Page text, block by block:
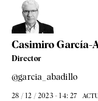
Casimiro García-
Director
@garcia_abadillo
28 / 12 / 2023 - 14: 27